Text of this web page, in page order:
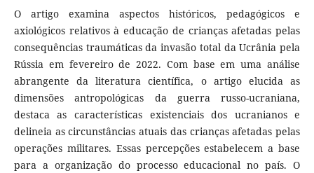
O artigo examina aspectos históricos, pedagógicos e
axiológicos relativos à educação de crianças afetadas pelas
consequências traumáticas da invasão total da Ucrânia pela
Rússia em fevereiro de 2022. Com base em uma análise
abrangente da literatura científica, o artigo elucida as
dimensões antropológicas da guerra russo-ucraniana,
destaca as características existenciais dos ucranianos e
delineia as circunstâncias atuais das crianças afetadas pelas
operações militares. Essas percepções estabelecem a base
para a organização do processo educacional no país. O